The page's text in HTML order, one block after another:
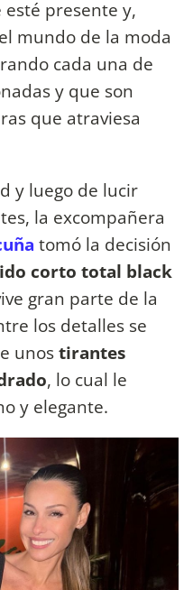
presente y,
mundo de la moda
cada una de
y que son
que atraviesa
y luego de lucir
la excompañera
tomó la decisión
corto total black
gran parte de la
los detalles se
unostirantes
, lo cual le
y elegante.